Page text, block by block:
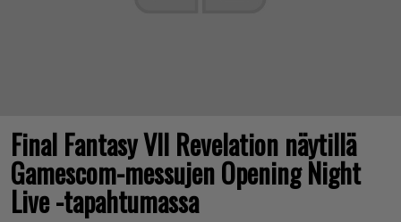
Final Fantasy VII Revelation näytillä
Gamescom-messujen Opening Night
Live -tapahtumassa